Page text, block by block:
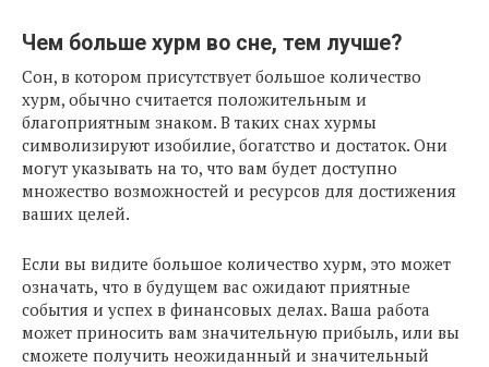
Чем больше хурм во сне, тем лучше?
Сон, в котором присутствует большое количество
хурм, обычно считается положительным и
благоприятным знаком. В таких снах хурмы
символизируют изобилие, богатство и достаток. Они
могут указывать на то, что вам будет доступно
множество возможностей и ресурсов для достижения
ваших целей.
Если вы видите большое количество хурм, это может
означать, что в будущем вас ожидают приятные
события и успех в финансовых делах. Ваша работа
может приносить вам значительную прибыль, или вы
сможете получить неожиданный и значительный